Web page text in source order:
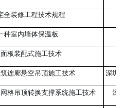
全装修工程技术规程 北
种室内墙体保温板
板装配式施工技术 深
连廊悬空吊顶施工技术 深圳
格吊顶转换支撑系统施工技术 深